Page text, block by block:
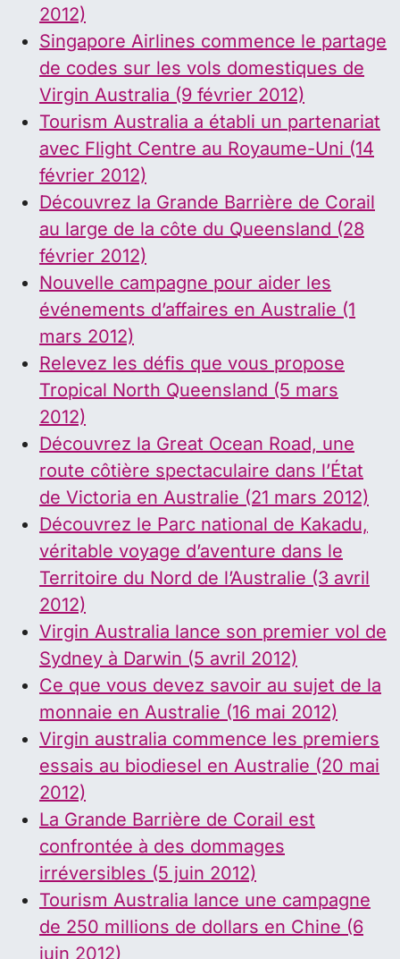
2012)
Singapore Airlines commence le partage
de codes sur les vols domestiques de
Virgin Australia (9 février 2012)
Tourism Australia a établi un partenariat
avec Flight Centre au Royaume-Uni (14
février 2012)
Découvrez la Grande Barrière de Corail
au large de la côte du Queensland (28
février 2012)
Nouvelle campagne pour aider les
événements d’affaires en Australie (1
mars 2012)
Relevez les défis que vous propose
Tropical North Queensland (5 mars
2012)
Découvrez la Great Ocean Road, une
route côtière spectaculaire dans l’État
de Victoria en Australie (21 mars 2012)
Découvrez le Parc national de Kakadu,
véritable voyage d’aventure dans le
Territoire du Nord de l’Australie (3 avril
2012)
Virgin Australia lance son premier vol de
Sydney à Darwin (5 avril 2012)
Ce que vous devez savoir au sujet de la
monnaie en Australie (16 mai 2012)
Virgin australia commence les premiers
essais au biodiesel en Australie (20 mai
2012)
La Grande Barrière de Corail est
confrontée à des dommages
irréversibles (5 juin 2012)
Tourism Australia lance une campagne
de 250 millions de dollars en Chine (6
juin 2012)